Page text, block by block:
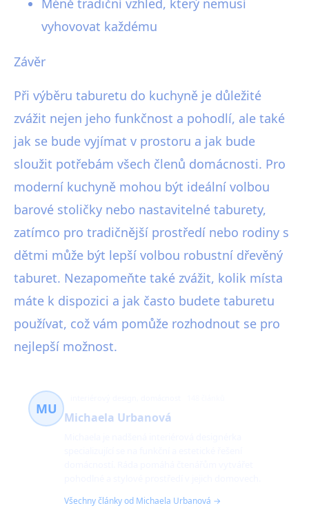
Méně tradiční vzhled, který nemusí
vyhovovat každému
Závěr
Při výběru taburetu do kuchyně je důležité
zvážit nejen jeho funkčnost a pohodlí, ale také
jak se bude vyjímat v prostoru a jak bude
sloužit potřebám všech členů domácnosti. Pro
moderní kuchyně mohou být ideální volbou
barové stoličky nebo nastavitelné taburety,
zatímco pro tradičnější prostředí nebo rodiny s
dětmi může být lepší volbou robustní dřevěný
taburet. Nezapomeňte také zvážit, kolik místa
máte k dispozici a jak často budete taburetu
používat, což vám pomůže rozhodnout se pro
nejlepší možnost.
MU
Michaela Urbanová
Všechny články od Michaela Urbanová →